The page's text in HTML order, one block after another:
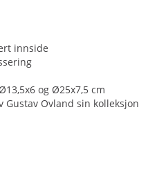
innside
og Ø25x7,5 cm
Ovland sin kolleksjon